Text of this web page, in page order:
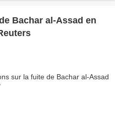
Bachar al-Assad en